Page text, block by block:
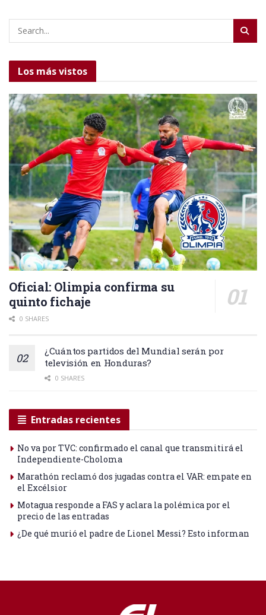
Los más vistos
Oficial: Olimpia confirma su
quinto fichaje
0 SHARES
¿Cuántos partidos del Mundial serán por
televisión en Honduras?
0 SHARES
Entradas recientes
No va por TVC: confirmado el canal que transmitirá el
Independiente-Choloma
Marathón reclamó dos jugadas contra el VAR: empate en
el Excélsior
Motagua responde a FAS y aclara la polémica por el
precio de las entradas
¿De qué murió el padre de Lionel Messi? Esto informan